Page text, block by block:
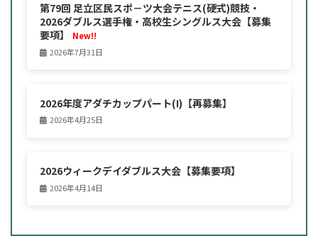
第79回 足立区民スポ－ツ大会テニス(硬式)競技・
2026ダブルス選手権・高校生シングルス大会【募集
要項】
New!!
2026年7月31日
2026年度アダチカップパート(I)【再募集】
2026年4月25日
2026ウィークデイダブルス大会【募集要項】
2026年4月14日